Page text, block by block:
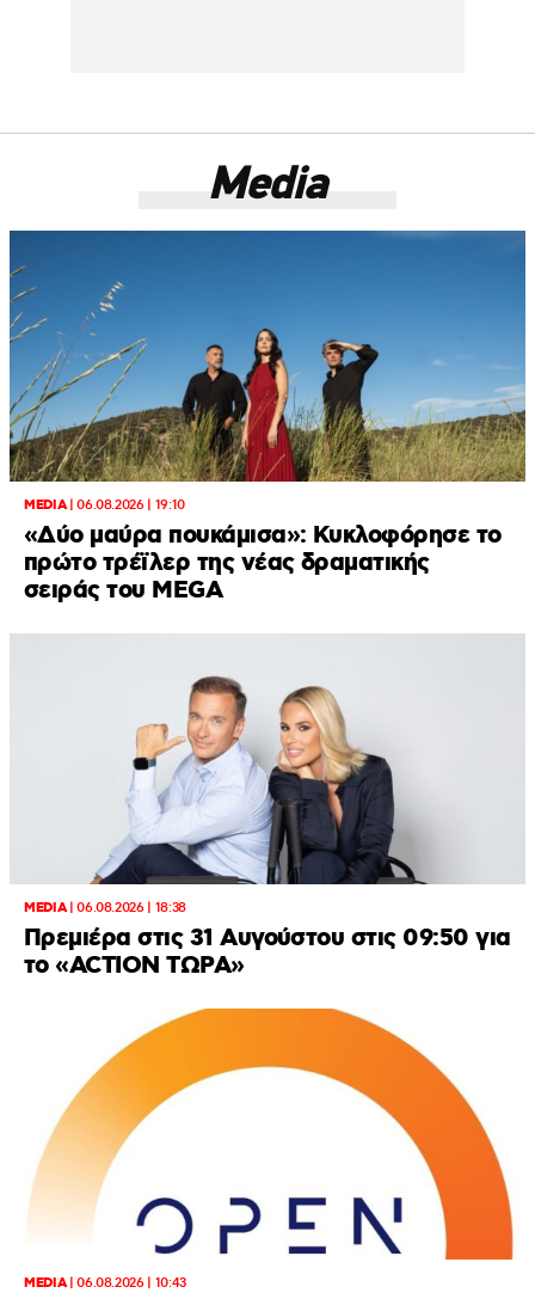
Media
MEDIA|06.08.2026 | 19:10
«Δύο μαύρα πουκάμισα»: Κυκλοφόρησε το
πρώτο τρέϊλερ της νέας δραματικής
σειράς του MEGA
MEDIA|06.08.2026 | 18:38
Πρεμιέρα στις 31 Αυγούστου στις 09:50 για
το «ACTION ΤΩΡΑ»
MEDIA|06.08.2026 | 10:43